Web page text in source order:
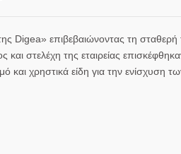
Digea» επιβεβαιώνοντας τη σταθερή
στελέχη της εταιρείας
χρηστικά είδη για την ενίσχυση